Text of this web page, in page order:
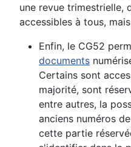
une revue trimestrielle,
accessibles à tous,
Enfin, le CG52
documents
Certains sont
majorité, sont
entre autres, la
anciens numéros
cette partie